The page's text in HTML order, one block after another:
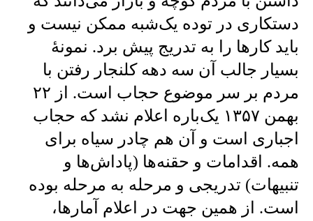
دستکاری در توده یک‌شبه ممکن نیست و
باید کار‌ها را به تدریج پیش برد. نمونهٔ
بسیار جالب آن سه دهه کلنجار رفتن با
مردم بر سر موضوع حجاب است. از ۲۲
بهمن ۱۳۵۷ یک‌باره اعلام نشد که حجاب
اجباری است و آن هم چادر سیاه برای
همه. اقدامات و حقنه‌ها (پاداش‌ها و
تنبیهات) تدریجی و مرحله به مرحله بوده
است. از همین جهت در اعلام آمار‌ها،